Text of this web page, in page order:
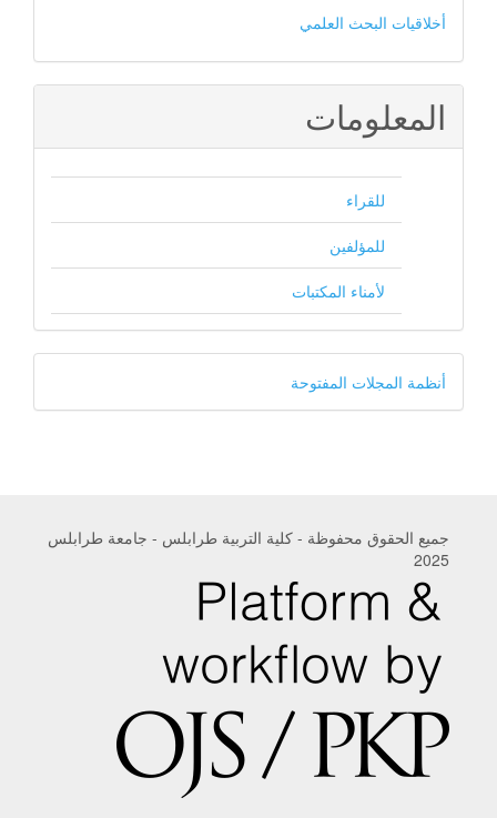
أخلاقيات
البحث
العلمي
أخلاقيات البحث العلمي
المعلومات
للقراء
للمؤلفين
لأمناء المكتبات
مطور
من
أنظمة المجلات المفتوحة
جميع الحقوق محفوظة - كلية التربية طرابلس - جامعة طرابلس
2025